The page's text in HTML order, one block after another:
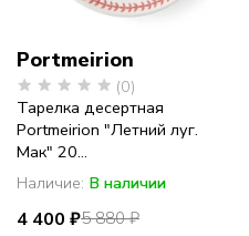
Portmeirion
(0)
Тарелка десертная
Portmeirion "Летний луг.
Мак" 20...
Наличие: В наличии
5 880 ₽
4 400 ₽